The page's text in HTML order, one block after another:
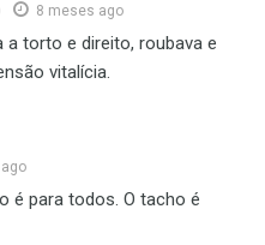
8 meses ago
a torto e direito, roubava e
vitalícia.
é para todos. O tacho é